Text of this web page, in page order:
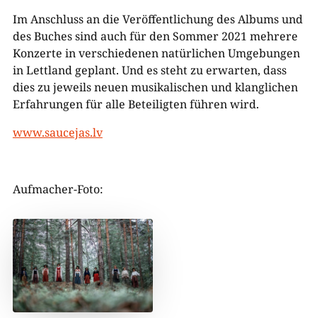
Im Anschluss an die Veröffentlichung des Albums und
des Buches sind auch für den Sommer 2021 mehrere
Konzerte in verschiedenen natürlichen Umgebungen
in Lettland geplant. Und es steht zu erwarten, dass
dies zu jeweils neuen musikalischen und klanglichen
Erfahrungen für alle Beteiligten führen wird.
www.saucejas.lv
Aufmacher-Foto: